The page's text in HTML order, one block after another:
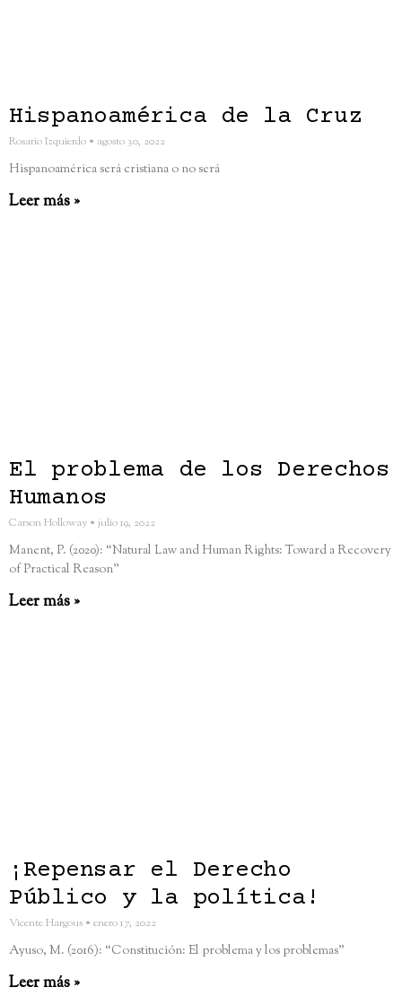
Hispanoamérica de la Cruz
Rosario Izquierdo agosto 30, 2022
Hispanoamérica será cristiana o no será
Leer más »
El problema de los Derechos
Humanos
Carson Holloway julio 19, 2022
Manent, P. (2020): “Natural Law and Human Rights: Toward a Recovery
of Practical Reason”
Leer más »
¡Repensar el Derecho
Público y la política!
Vicente Hargous enero 17, 2022
Ayuso, M. (2016): “Constitución: El problema y los problemas”
Leer más »